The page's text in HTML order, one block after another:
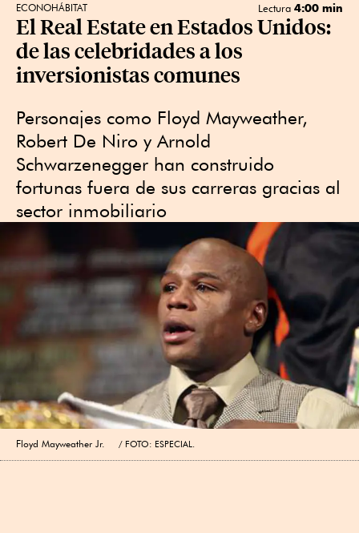
ECONOHÁBITAT Lectura 4:00 min
El Real Estate en Estados Unidos:
de las celebridades a los
inversionistas comunes
Personajes como Floyd Mayweather,
Robert De Niro y Arnold
Schwarzenegger han construido
fortunas fuera de sus carreras gracias al
sector inmobiliario
Floyd Mayweather Jr. FOTO: ESPECIAL.